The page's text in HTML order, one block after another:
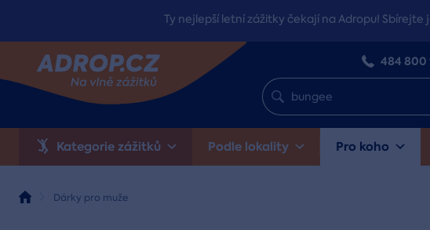
Ty nejlepší letní zážitky čekají na Adropu!
484 800
Kategorie zážitků Podle lokality Pro koho
Dárky pro muže